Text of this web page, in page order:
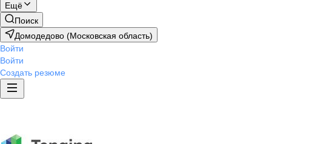
Ещё
Поиск
Домодедово (Московская область)
Войти
Войти
Создать резюме